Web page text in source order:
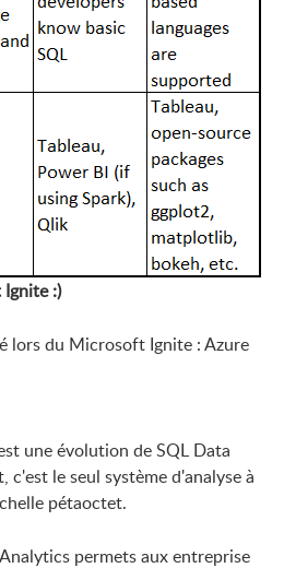
:)
lors du Microsoft Ignite : Azure
une évolution de SQL Data
c'est le seul système d'analyse à
pétaoctet.
permets aux entreprise